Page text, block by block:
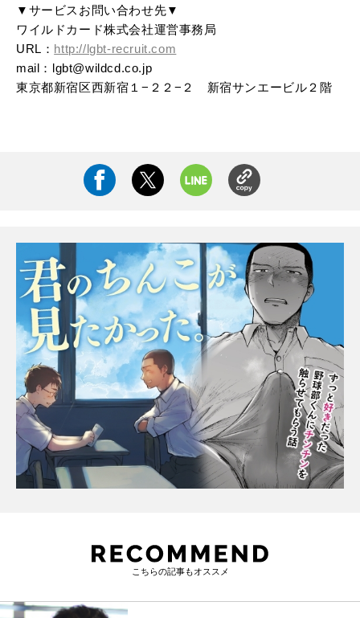
▼サービスお問い合わせ先▼
ワイルドカード株式会社運営事務局
URL： http://lgbt-recruit.com
mail：lgbt@wildcd.co.jp
東京都新宿区西新宿１−２２−２ 新宿サンエービル２階
こちらの記事もオススメ